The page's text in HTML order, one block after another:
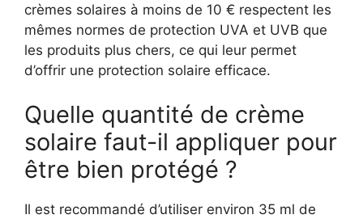
crèmes solaires à moins de 10 € respectent les
mêmes normes de protection UVA et UVB que
les produits plus chers, ce qui leur permet
d’offrir une protection solaire efficace.
Quelle quantité de crème
solaire faut-il appliquer pour
être bien protégé ?
Il est recommandé d’utiliser environ 35 ml de